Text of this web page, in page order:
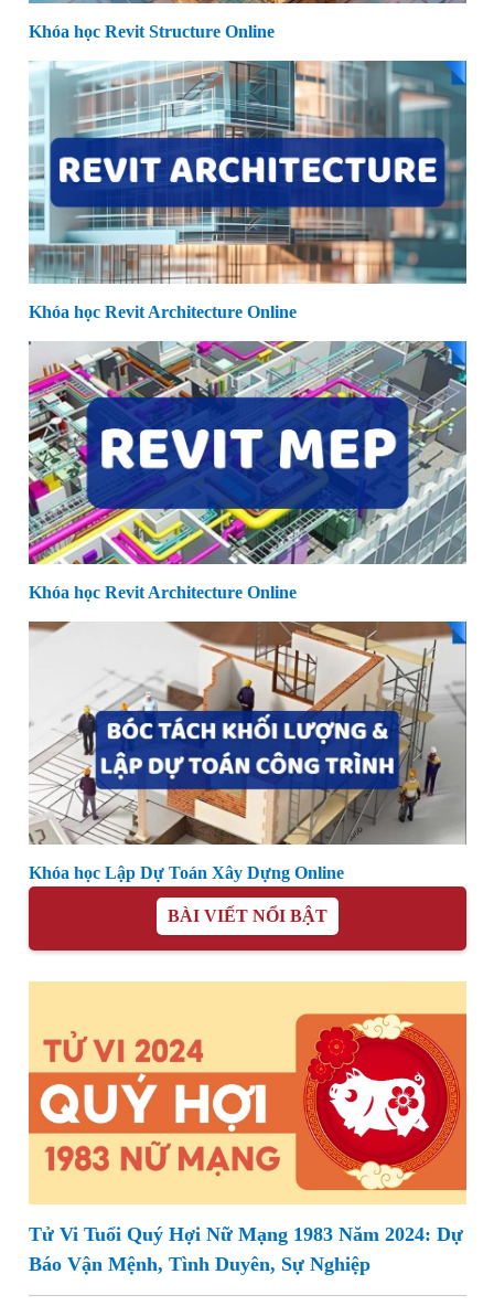
Khóa học Revit Structure Online
Khóa học Revit Architecture Online
Khóa học Revit Architecture Online
Khóa học Lập Dự Toán Xây Dựng Online
BÀI VIẾT NỔI BẬT
Tử Vi Tuổi Quý Hợi Nữ Mạng 1983 Năm 2024: Dự
Báo Vận Mệnh, Tình Duyên, Sự Nghiệp